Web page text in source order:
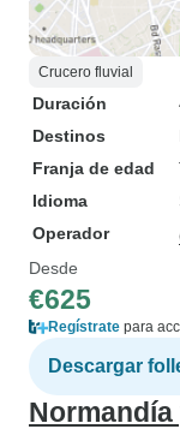
Crucero fluvial
Duración
Destinos
Franja de edad
Idioma
Operador
Desde
€625
Regístrate para
Descargar